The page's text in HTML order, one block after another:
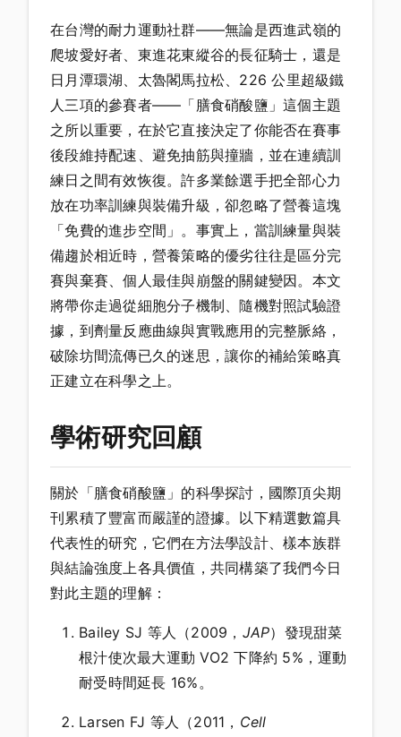
在台灣的耐力運動社群——無論是西進武嶺的
爬坡愛好者、東進花東縱谷的長征騎士，還是
日月潭環湖、太魯閣馬拉松、226 公里超級鐵
人三項的參賽者——「膳食硝酸鹽」這個主題
之所以重要，在於它直接決定了你能否在賽事
後段維持配速、避免抽筋與撞牆，並在連續訓
練日之間有效恢復。許多業餘選手把全部心力
放在功率訓練與裝備升級，卻忽略了營養這塊
「免費的進步空間」。事實上，當訓練量與裝
備趨於相近時，營養策略的優劣往往是區分完
賽與棄賽、個人最佳與崩盤的關鍵變因。本文
將帶你走過從細胞分子機制、隨機對照試驗證
據，到劑量反應曲線與實戰應用的完整脈絡，
破除坊間流傳已久的迷思，讓你的補給策略真
正建立在科學之上。
學術研究回顧
關於「膳食硝酸鹽」的科學探討，國際頂尖期
刊累積了豐富而嚴謹的證據。以下精選數篇具
代表性的研究，它們在方法學設計、樣本族群
與結論強度上各具價值，共同構築了我們今日
對此主題的理解：
Bailey SJ 等人（2009， JAP）發現甜菜
根汁使次最大運動 VO2 下降約 5%，運動
耐受時間延長 16%。
Larsen FJ 等人（2011， Cell